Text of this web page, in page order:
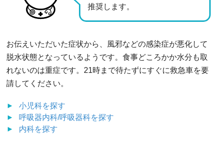
推奨します。
お伝えいただいた症状から、風邪などの感染症が悪化して
脱水状態となっているようです。食事どころかか水分も取
れないのは重症です。21時まで待たずにすぐに救急車を要
請してください。
小児科を探す
呼吸器内科/呼吸器科を探す
内科を探す